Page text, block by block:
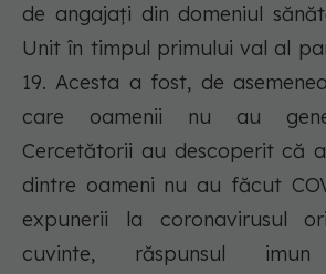
de angajați din domeniul
Unit în timpul primului val al
19. Acesta a fost, de
care oamenii nu au
Cercetătorii au descoperit că
dintre oameni nu au făcut
expunerii la coronavirusul
cuvinte, răspunsul